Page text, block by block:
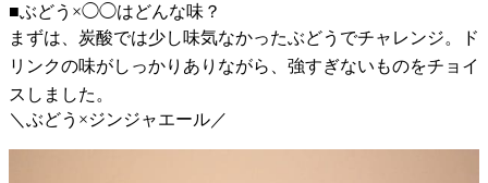
■ぶどう×◯◯はどんな味？
まずは、炭酸では少し味気なかったぶどうでチャレンジ。ド
リンクの味がしっかりありながら、強すぎないものをチョイ
スしました。
＼ぶどう×ジンジャエール／